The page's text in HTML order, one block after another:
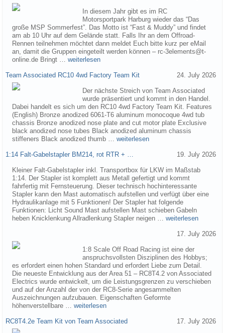
In diesem Jahr gibt es im RC
Motorsportpark Harburg wieder das “Das
große MSP Sommerfest”. Das Motto ist “Fast & Muddy” und findet
am ab 10 Uhr auf dem Gelände statt. Falls Ihr an dem Offroad-
Rennen teilnehmen möchtet dann meldet Euch bitte kurz per eMail
an, damit die Gruppen eingeteilt werden können – rc-3elements@t-
online.de Bringt … weiterlesen
Team Associated RC10 4wd Factory Team Kit 24. July 2026
Der nächste Streich von Team Associated
wurde präsentiert und kommt in den Handel.
Dabei handelt es sich um den RC10 4wd Factory Team Kit. Features
(English) Bronze anodized 6061-T6 aluminum monocoque 4wd tub
chassis Bronze anodized nose plate and cut motor plate Exclusive
black anodized nose tubes Black anodized aluminum chassis
stiffeners Black anodized thumb … weiterlesen
1:14 Falt-Gabelstapler BM214, rot RTR + … 19. July 2026
Kleiner Falt-Gabelstapler inkl. Transportbox für LKW im Maßstab
1:14. Der Stapler ist komplett aus Metall gefertigt und kommt
fahrfertig mit Fernsteuerung. Dieser technisch hochinteressante
Stapler kann den Mast automatisch aufstellen und verfügt über eine
Hydraulikanlage mit 5 Funktionen! Der Stapler hat folgende
Funktionen: Licht Sound Mast aufstellen Mast schieben Gabeln
heben Knicklenkung Allradlenkung Stapler neigen … weiterlesen
17. July 2026
1:8 Scale Off Road Racing ist eine der
anspruchsvollsten Disziplinen des Hobbys;
es erfordert einen hohen Standard und erfordert Liebe zum Detail.
Die neueste Entwicklung aus der Area 51 – RC8T4.2 von Associated
Electrics wurde entwickelt, um die Leistungsgrenzen zu verschieben
und auf der Anzahl der von der RC8-Serie angesammelten
Auszeichnungen aufzubauen. Eigenschaften Geformte
höhenverstellbare … weiterlesen
RC8T4.2e Team Kit von Team Associated 17. July 2026